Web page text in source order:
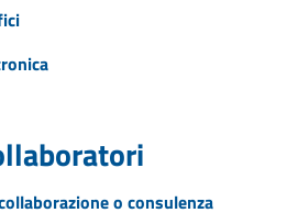
o consulenza